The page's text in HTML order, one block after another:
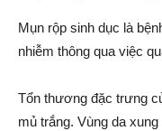
Mụn rộp sinh dục là
nhiễm thông qua việc
Tổn thương đặc trưng
mủ trắng. Vùng da